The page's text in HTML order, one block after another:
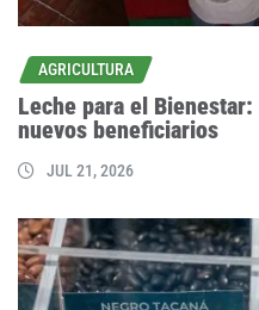
AGRICULTURA
Leche para el
nuevos beneficiarios
JUL 21, 2026